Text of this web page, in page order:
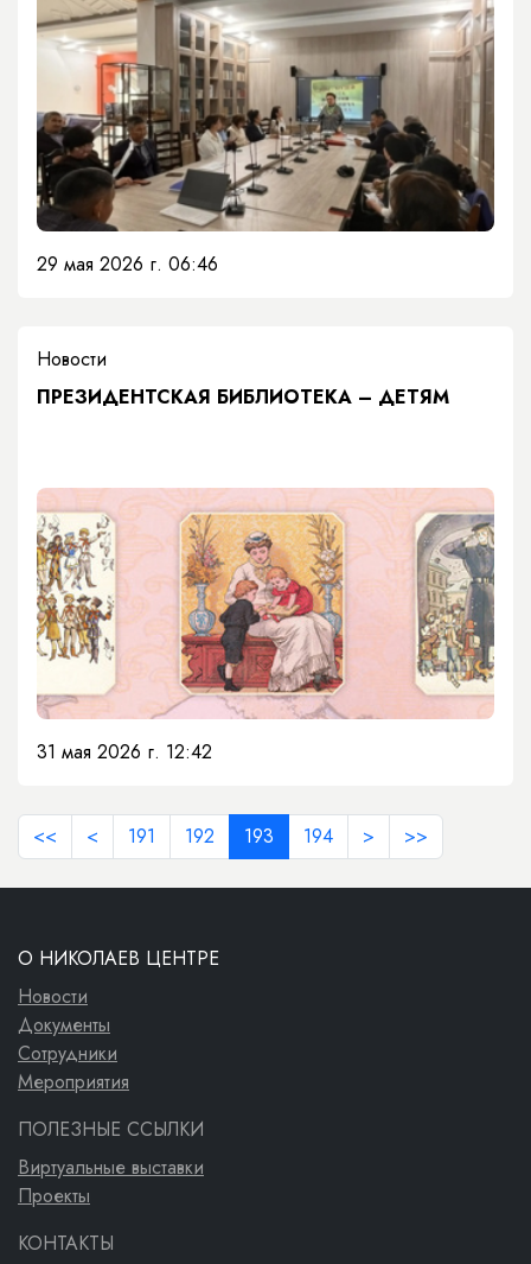
29 мая 2026 г. 06:46
Новости
ПРЕЗИДЕНТСКАЯ БИБЛИОТЕКА – ДЕТЯМ
31 мая 2026 г. 12:42
<< < 191 192 193 194 > >>
О НИКОЛАЕВ ЦЕНТРЕ
Новости
Документы
Сотрудники
Мероприятия
ПОЛЕЗНЫЕ ССЫЛКИ
Виртуальные выставки
Проекты
КОНТАКТЫ